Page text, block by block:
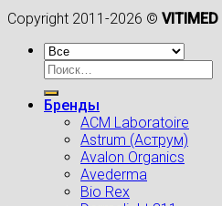
Copyright 2011-2026 © VITIMED
Искать:
Бренды
ACM Laboratoire
Astrum (Аструм)
Avalon Organics
Avederma
Bio Rex